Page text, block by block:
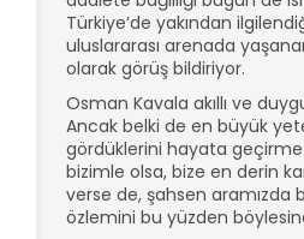
Türkiye’de yakından
uluslararası arenada
olarak görüş bildiriyor.
Osman Kavala akıllı ve
Ancak belki de en büyük
gördüklerini hayata
bizimle olsa, bize en derin
verse de, şahsen aramızda
özlemini bu yüzden